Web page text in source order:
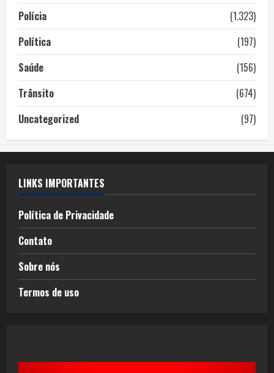
Polícia
(1.323)
Política
(197)
Saúde
(156)
Trânsito
(674)
Uncategorized
(97)
LINKS IMPORTANTES
Política de Privacidade
Contato
Sobre nós
Termos de uso